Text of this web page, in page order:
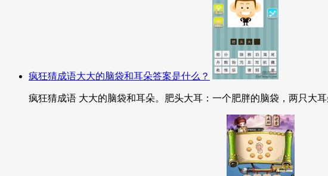
疯狂猜成语大大的脑袋和耳朵答案是什么？
疯狂猜成语 大大的脑袋和耳朵。肥头大耳：一个肥胖的脑袋，两只大